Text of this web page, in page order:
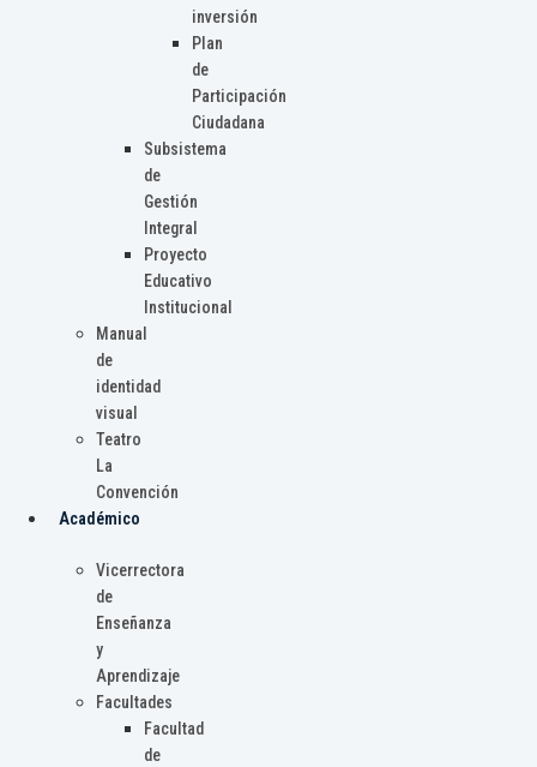
inversión
Plan
de
Participación
Ciudadana
Subsistema
de
Gestión
Integral
Proyecto
Educativo
Institucional
Manual
de
identidad
visual
Teatro
La
Convención
Académico
Vicerrectora
de
Enseñanza
y
Aprendizaje
Facultades
Facultad
de